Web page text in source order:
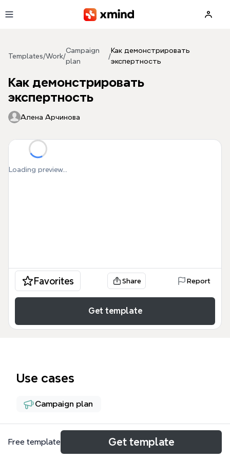
Templates/Work/
Campaign
plan
/
Как демонстрировать
экспертность
Как демонстрировать
экспертность
Aлена Арчинова
Loading preview...
Favorites Share Report
Get template
Use cases
Campaign plan
About
Free template Get template